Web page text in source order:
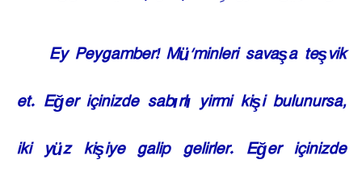
Ey Peygamber! Mü’minleri savaşa teşvik
et. Eğer içinizde sabırlı yirmi kişi bulunursa,
iki yüz kişiye galip gelirler. Eğer içinizde